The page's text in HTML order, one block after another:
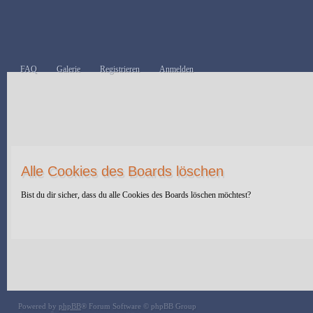
FAQ Galerie Registrieren Anmelden
Alle Cookies des Boards löschen
Bist du dir sicher, dass du alle Cookies des Boards löschen möchtest?
Powered by phpBB® Forum Software © phpBB Group